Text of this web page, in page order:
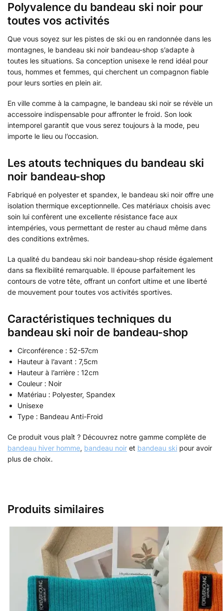
Polyvalence du bandeau ski noir pour
toutes vos activités
Que vous soyez sur les pistes de ski ou en randonnée dans les
montagnes, le bandeau ski noir bandeau-shop s’adapte à
toutes les situations. Sa conception unisexe le rend idéal pour
tous, hommes et femmes, qui cherchent un compagnon fiable
pour leurs sorties en plein air.
En ville comme à la campagne, le bandeau ski noir se révèle un
accessoire indispensable pour affronter le froid. Son look
intemporel garantit que vous serez toujours à la mode, peu
importe le lieu ou l’occasion.
Les atouts techniques du bandeau ski
noir bandeau-shop
Fabriqué en polyester et spandex, le bandeau ski noir offre une
isolation thermique exceptionnelle. Ces matériaux choisis avec
soin lui confèrent une excellente résistance face aux
intempéries, vous permettant de rester au chaud même dans
des conditions extrêmes.
La qualité du bandeau ski noir bandeau-shop réside également
dans sa flexibilité remarquable. Il épouse parfaitement les
contours de votre tête, offrant un confort ultime et une liberté
de mouvement pour toutes vos activités sportives.
Caractéristiques techniques du
bandeau ski noir de bandeau-shop
Circonférence : 52-57cm
Hauteur à l’avant : 7,5cm
Hauteur à l’arrière : 12cm
Couleur : Noir
Matériau : Polyester, Spandex
Unisexe
Type : Bandeau Anti-Froid
Ce produit vous plaît ? Découvrez notre gamme complète de
bandeau hiver homme, bandeau noir et bandeau ski pour avoir
plus de choix.
Produits similaires